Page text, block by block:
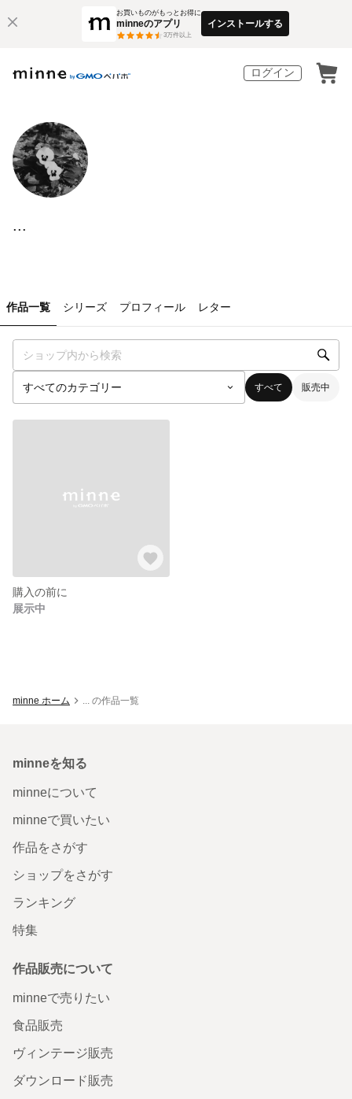
お買いものがもっとお得に
minneのアプリ
3万件以上
インストールする
ログイン
...
作品一覧 シリーズ プロフィール レター
すべて 販売中
購入の前に
展示中
minne ホーム ... の作品一覧
minneを知る
minneについて
minneで買いたい
作品をさがす
ショップをさがす
ランキング
特集
作品販売について
minneで売りたい
食品販売
ヴィンテージ販売
ダウンロード販売